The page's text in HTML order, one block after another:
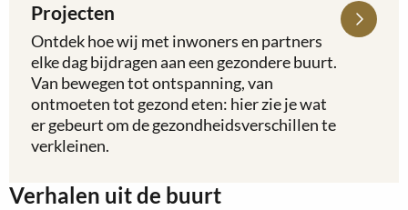
Projecten
Ontdek hoe wij met inwoners en partners
elke dag bijdragen aan een gezondere buurt.
Van bewegen tot ontspanning, van
ontmoeten tot gezond eten: hier zie je wat
er gebeurt om de gezondheidsverschillen te
verkleinen.
Lees
meer
over
Projecten
Verhalen uit de buurt